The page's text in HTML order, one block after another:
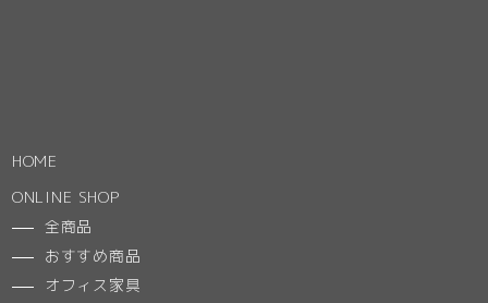
HOME
ONLINE SHOP
全商品
おすすめ商品
オフィス家具